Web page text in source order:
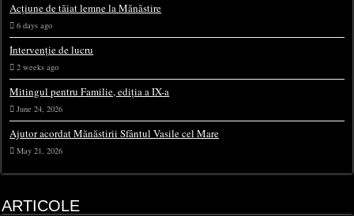
Acțiune de tăiat lemne la Mănăstire
6 days ago
Intervenție de lucru
2 weeks ago
Mitingul pentru Familie, ediția a IX-a
June 24, 2026
Ajutor acordat Mănăstirii Sfântul Vasile cel Mare
May 21, 2026
ARTICOLE